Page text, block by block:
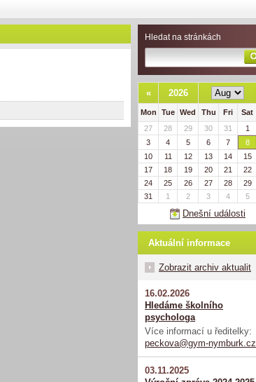
Hledat na stránkách
« 2026
Mon Tue Wed Thu Fri Sat
27
28 29 30 31 1
3
4 5 6 7 8
10
11 12 13 14 15
17
18 19 20 21 22
24
25 26 27 28 29
31
1 2 3 4 5
Dnešní události
Aktuální informace
Zobrazit archiv aktualit
16.02.2026
Hledáme školního
psychologa
Více informací u ředitelky:
peckova@gym-nymburk.cz
03.11.2025